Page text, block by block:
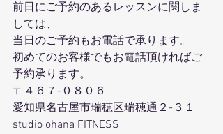
前日にご予約のあるレッスンに関しま
しては、
当日のご予約もお電話で承ります。
初めてのお客様でもお電話頂ければご
予約承ります。
〒４６７-０８０６
愛知県名古屋市瑞穂区瑞穂通２-３１
studio ohana FITNESS